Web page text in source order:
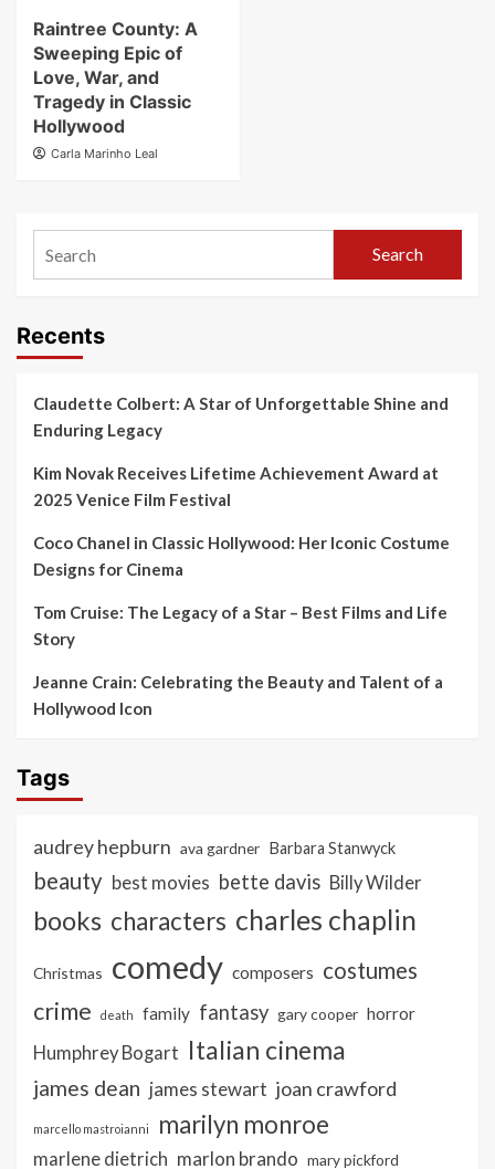
Raintree County: A
Sweeping Epic of
Love, War, and
Tragedy in Classic
Hollywood
Carla Marinho Leal
Search
Recents
Claudette Colbert: A Star of Unforgettable Shine and
Enduring Legacy
Kim Novak Receives Lifetime Achievement Award at
2025 Venice Film Festival
Coco Chanel in Classic Hollywood: Her Iconic Costume
Designs for Cinema
Tom Cruise: The Legacy of a Star – Best Films and Life
Story
Jeanne Crain: Celebrating the Beauty and Talent of a
Hollywood Icon
Tags
audrey hepburn ava gardner Barbara Stanwyck
beauty best movies bette davis Billy Wilder
books characters charles chaplin
Christmas comedy composers costumes
crime death family fantasy gary cooper horror
Humphrey Bogart Italian cinema
james dean james stewart joan crawford
marcello mastroianni marilyn monroe
marlene dietrich marlon brando mary pickford